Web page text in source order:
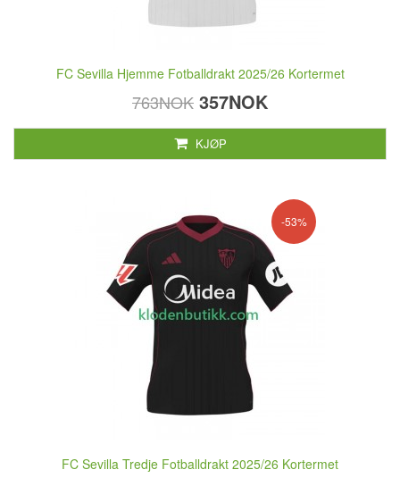
FC Sevilla Hjemme Fotballdrakt 2025/26 Kortermet
763NOK 357NOK
KJØP
-53%
FC Sevilla Tredje Fotballdrakt 2025/26 Kortermet